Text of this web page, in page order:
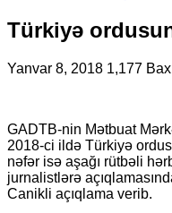
Türkiyə
Yanvar 8, 2018 1,177
GADTB-nin Mətbuat
2018-ci ildə Türkiyə
nəfər isə aşağı rütbəli
jurnalistlərə
Canikli açıqlama verib.